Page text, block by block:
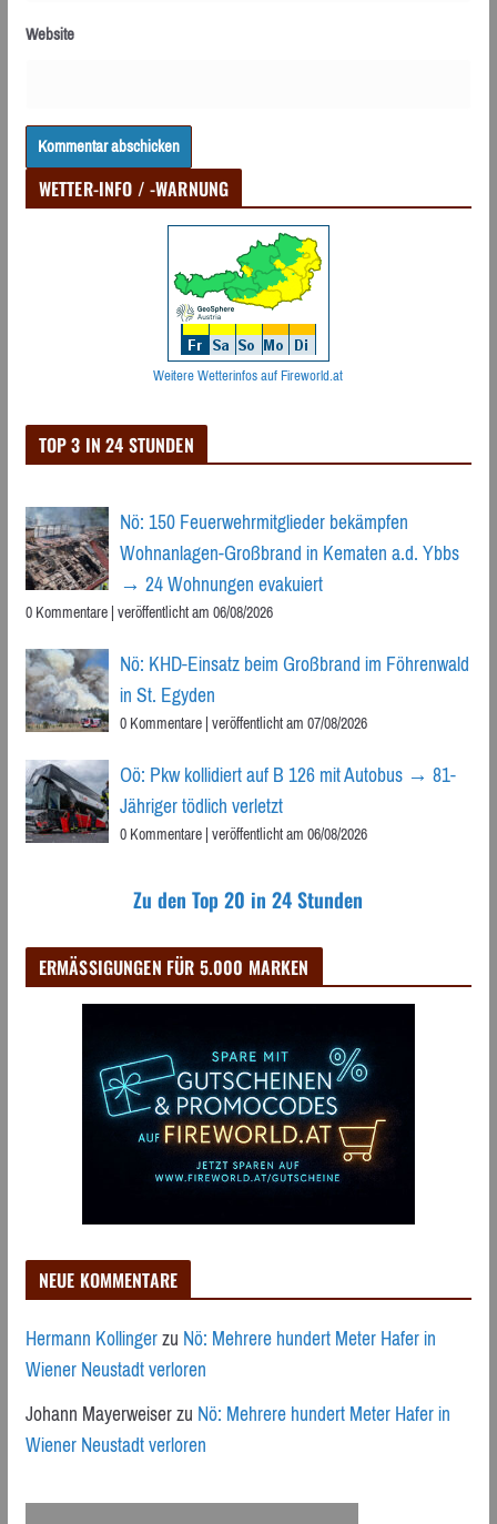
Website
WETTER-INFO / -WARNUNG
Weitere Wetterinfos auf Fireworld.at
TOP 3 IN 24 STUNDEN
Nö: 150 Feuerwehrmitglieder bekämpfen
Wohnanlagen-Großbrand in Kematen a.d. Ybbs
→ 24 Wohnungen evakuiert
0 Kommentare|veröffentlicht am 06/08/2026
Nö: KHD-Einsatz beim Großbrand im Föhrenwald
in St. Egyden
0 Kommentare|veröffentlicht am 07/08/2026
Oö: Pkw kollidiert auf B 126 mit Autobus → 81-
Jähriger tödlich verletzt
0 Kommentare|veröffentlicht am 06/08/2026
Zu den Top 20 in 24 Stunden
ERMÄSSIGUNGEN FÜR 5.000 MARKEN
NEUE KOMMENTARE
Hermann KollingerzuNö: Mehrere hundert Meter Hafer in
Wiener Neustadt verloren
Johann MayerweiserzuNö: Mehrere hundert Meter Hafer in
Wiener Neustadt verloren